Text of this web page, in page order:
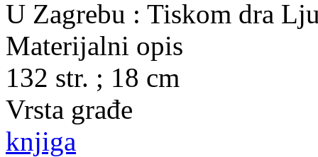
U Zagrebu : Tiskom dra
Materijalni opis
132 str. ; 18 cm
Vrsta građe
knjiga